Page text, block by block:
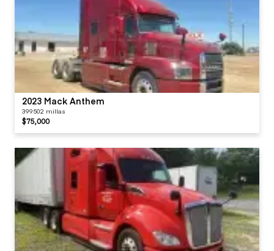
2023 Mack Anthem
399502 millas
$75,000